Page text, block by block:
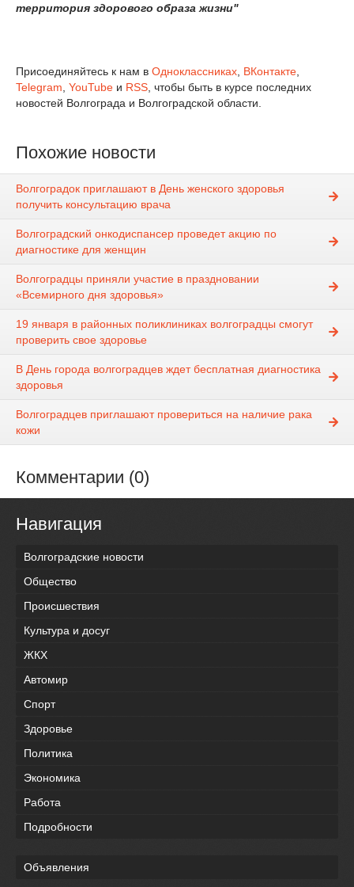
территория здорового образа жизни"
Присоединяйтесь к нам в Одноклассниках ВКонтакте
Telegram YouTube и RSS , чтобы быть в курсе последних
новостей Волгограда и Волгоградской области.
Похожие новости
Волгоградок приглашают в День женского здоровья
получить консультацию врача
Волгоградский онкодиспансер проведет акцию по
диагностике для женщин
Волгоградцы приняли участие в праздновании
«Всемирного дня здоровья»
19 января в районных поликлиниках волгоградцы смогут
проверить свое здоровье
В День города волгоградцев ждет бесплатная диагностика
здоровья
Волгоградцев приглашают провериться на наличие рака
кожи
Комментарии (0)
Навигация
Волгоградские новости
Общество
Происшествия
Культура и досуг
ЖКХ
Автомир
Спорт
Здоровье
Политика
Экономика
Работа
Подробности
Объявления